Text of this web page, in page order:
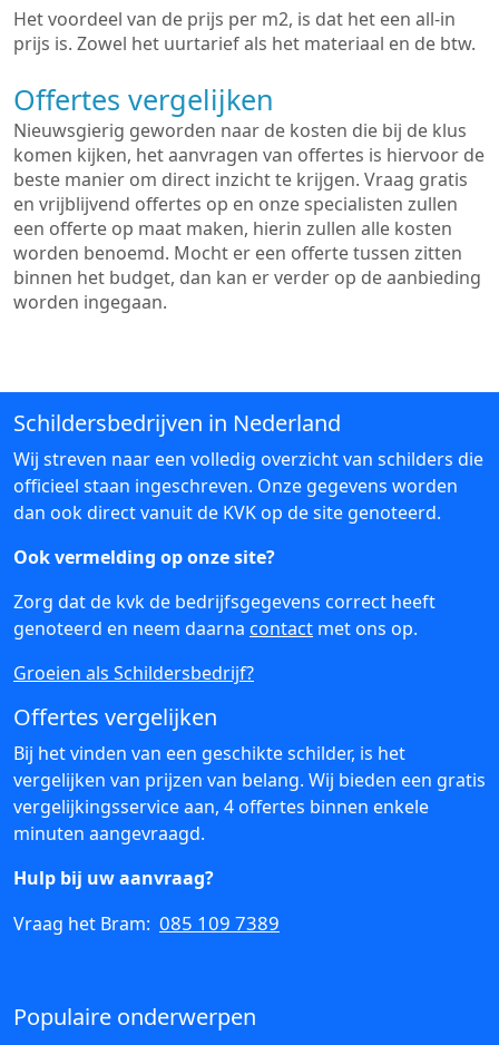
Het voordeel van de prijs per m2, is dat het een all-in
prijs is. Zowel het uurtarief als het materiaal en de btw.
Offertes vergelijken
Nieuwsgierig geworden naar de kosten die bij de klus
komen kijken, het aanvragen van offertes is hiervoor de
beste manier om direct inzicht te krijgen. Vraag gratis
en vrijblijvend offertes op en onze specialisten zullen
een offerte op maat maken, hierin zullen alle kosten
worden benoemd. Mocht er een offerte tussen zitten
binnen het budget, dan kan er verder op de aanbieding
worden ingegaan.
Schildersbedrijven in Nederland
Wij streven naar een volledig overzicht van schilders die
officieel staan ingeschreven. Onze gegevens worden
dan ook direct vanuit de KVK op de site genoteerd.
Ook vermelding op onze site?
Zorg dat de kvk de bedrijfsgegevens correct heeft
genoteerd en neem daarna contact met ons op.
Groeien als Schildersbedrijf?
Offertes vergelijken
Bij het vinden van een geschikte schilder, is het
vergelijken van prijzen van belang. Wij bieden een gratis
vergelijkingsservice aan, 4 offertes binnen enkele
minuten aangevraagd.
Hulp bij uw aanvraag?
Vraag het Bram: 085 109 7389
Populaire onderwerpen